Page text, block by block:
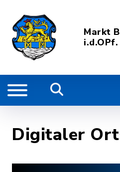
Markt
i.d.OPf.
Digitaler